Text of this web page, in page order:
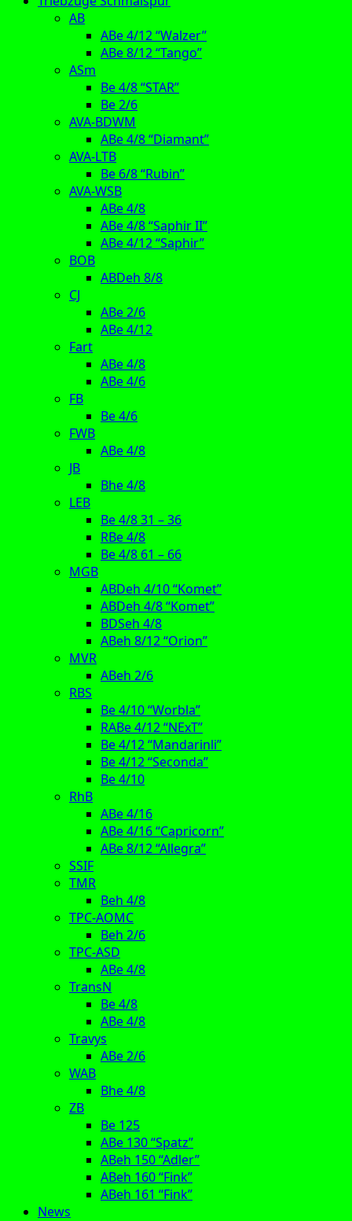
AB
ABe 4/12 “Walzer”
ABe 8/12 “Tango”
ASm
Be 4/8 “STAR”
Be 2/6
AVA-BDWM
ABe 4/8 “Diamant”
AVA-LTB
Be 6/8 “Rubin”
AVA-WSB
ABe 4/8
ABe 4/8 “Saphir II”
ABe 4/12 “Saphir”
BOB
ABDeh 8/8
CJ
ABe 2/6
ABe 4/12
Fart
ABe 4/8
ABe 4/6
FB
Be 4/6
FWB
ABe 4/8
JB
Bhe 4/8
LEB
Be 4/8 31 – 36
RBe 4/8
Be 4/8 61 – 66
MGB
ABDeh 4/10 “Komet”
ABDeh 4/8 “Komet”
BDSeh 4/8
ABeh 8/12 “Orion”
MVR
ABeh 2/6
RBS
Be 4/10 “Worbla”
RABe 4/12 “NExT”
Be 4/12 “Mandarinli”
Be 4/12 “Seconda”
Be 4/10
RhB
ABe 4/16
ABe 4/16 “Capricorn”
ABe 8/12 “Allegra”
SSIF
TMR
Beh 4/8
TPC-AOMC
Beh 2/6
TPC-ASD
ABe 4/8
TransN
Be 4/8
ABe 4/8
Travys
ABe 2/6
WAB
Bhe 4/8
ZB
Be 125
ABe 130 “Spatz”
ABeh 150 “Adler”
ABeh 160 “Fink”
ABeh 161 “Fink”
News